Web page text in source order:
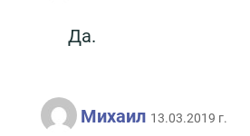
Да.
Михаил 13.03.2019 г.